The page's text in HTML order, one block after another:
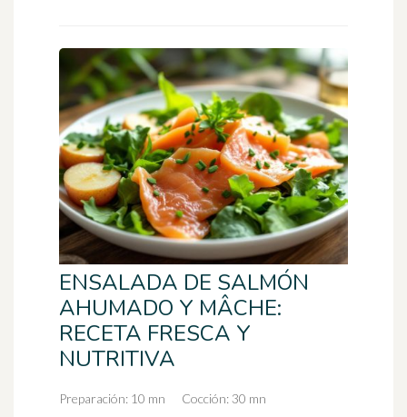
ENSALADA DE SALMÓN
AHUMADO Y MÂCHE:
RECETA FRESCA Y
NUTRITIVA
Preparación: 10 mn Cocción: 30 mn